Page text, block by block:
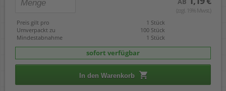
(zzgl. 19% Mwst.)
Preis gilt pro
1 Stück
Umverpackt zu
100 Stück
Mindestabnahme
1 Stück
sofort verfügbar
In den Warenkorb